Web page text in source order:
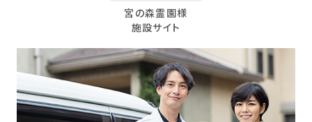
宮の森霊園様
施設サイト